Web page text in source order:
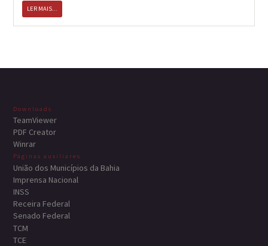
LER MAIS...
Downloads
TeamViewer
PDF Creator
Winrar
Páginas auxiliares
União dos Municípios da Bahia
Imprensa Nacional
INSS
Receira Federal
Senado Federal
TCM
TCE